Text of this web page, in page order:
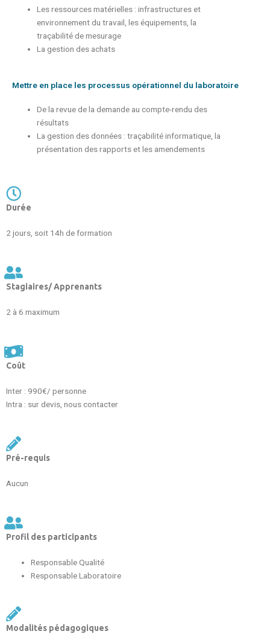
Les ressources matérielles : infrastructures et
environnement du travail, les équipements, la
traçabilité de mesurage
La gestion des achats
Mettre en place les processus opérationnel du laboratoire
De la revue de la demande au compte-rendu des
résultats
La gestion des données : traçabilité informatique, la
présentation des rapports et les amendements
Durée
2 jours, soit 14h de formation
Stagiaires/ Apprenants
2 à 6 maximum
Coût
Inter : 990€/ personne
Intra : sur devis, nous contacter
Pré-requis
Aucun
Profil des participants
Responsable Qualité
Responsable Laboratoire
Modalités pédagogiques